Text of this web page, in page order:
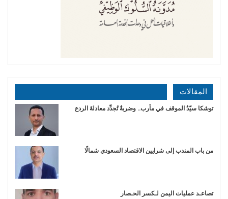
المقالات
توشكا سيّدُ الموقف في مأرب.. وضربةٌ تُجدِّد معادلةَ الردع
من باب المندب إلى شرايين الاقتصاد السعودي شمالًا
تصاعـد عمليات اليمن لـكسر الحـصار